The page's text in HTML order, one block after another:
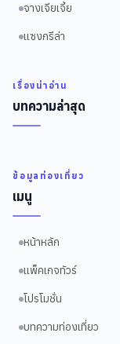
จางเจียเจี้ย
แซงกรีล่า
เรื่องน่าอ่าน
บทความล่าสุด
ข้อมูลท่องเที่ยว
เมนู
หน้าหลัก
แพ็คเกจทัวร์
โปรโมชั่น
บทความท่องเที่ยว